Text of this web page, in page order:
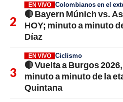
EN VIVO Colombianos en el
🔴 Bayern Múnich vs.
HOY; minuto a minuto
Díaz
EN VIVO Ciclismo
🔴 Vuelta a Burgos
minuto a minuto de la
Quintana